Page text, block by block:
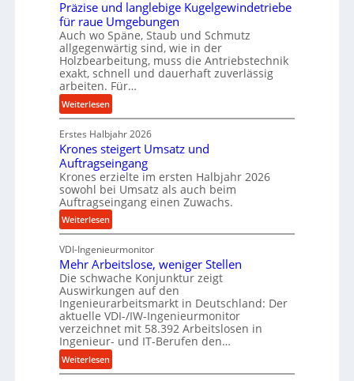
u
m
b
e
i
m
D
r
ü
c
k
p
r
o
z
e
s
c
h
i
m
u
l
i
Präzise und langlebige Kugelgewindetriebe
für raue Umgebungen
Auch wo Späne, Staub und Schmutz
allgegenwärtig sind, wie in der
Holzbearbeitung, muss die Antriebstechnik
exakt, schnell und dauerhaft zuverlässig
arbeiten. Für…
Weiterlesen:
P
r
ä
z
i
s
e
u
n
d
l
a
n
g
l
e
b
i
Erstes Halbjahr 2026
Krones steigert Umsatz und
Auftragseingang
Krones erzielte im ersten Halbjahr 2026
sowohl bei Umsatz als auch beim
Auftragseingang einen Zuwachs.
Weiterlesen:
K
r
o
n
e
s
s
t
e
i
VDI-Ingenieurmonitor
Mehr Arbeitslose, weniger Stellen
Die schwache Konjunktur zeigt
Auswirkungen auf den
Ingenieurarbeitsmarkt in Deutschland: Der
aktuelle VDI-/IW-Ingenieurmonitor
verzeichnet mit 58.392 Arbeitslosen in
Ingenieur- und IT-Berufen den…
Weiterlesen:
M